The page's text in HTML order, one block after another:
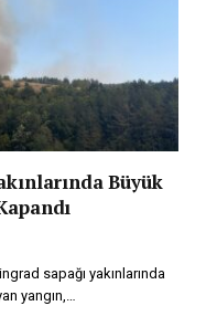
Büyük
sapağı yakınlarında
yangın,…